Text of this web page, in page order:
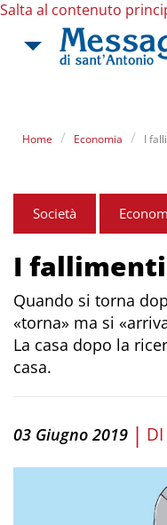
Salta al contenuto
Home Economia I
Società
I
Quando si torna
«torna» ma si
La casa dopo la
casa.
03 Giugno 2019 | DI